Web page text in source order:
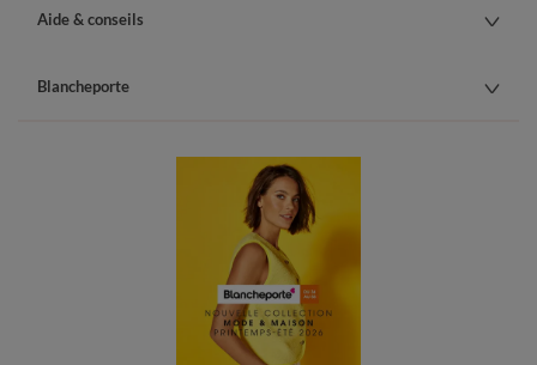
Aide & conseils
Blancheporte